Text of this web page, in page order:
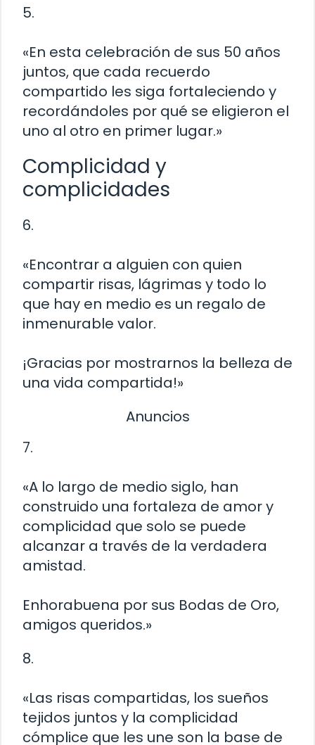
5.
«En esta celebración de sus 50 años
juntos, que cada recuerdo
compartido les siga fortaleciendo y
recordándoles por qué se eligieron el
uno al otro en primer lugar.»
Complicidad y
complicidades
6.
«Encontrar a alguien con quien
compartir risas, lágrimas y todo lo
que hay en medio es un regalo de
inmenurable valor.
¡Gracias por mostrarnos la belleza de
una vida compartida!»
Anuncios
7.
«A lo largo de medio siglo, han
construido una fortaleza de amor y
complicidad que solo se puede
alcanzar a través de la verdadera
amistad.
Enhorabuena por sus Bodas de Oro,
amigos queridos.»
8.
«Las risas compartidas, los sueños
tejidos juntos y la complicidad
cómplice que les une son la base de